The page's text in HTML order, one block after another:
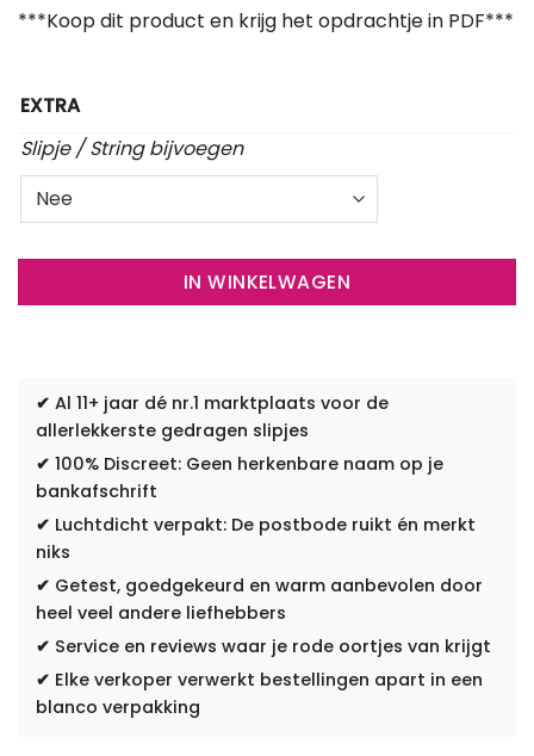
***Koop dit product en krijg het opdrachtje in PDF***
EXTRA
Slipje / String bijvoegen
IN WINKELWAGEN
✔ Al 11+ jaar dé nr.1 marktplaats voor de
allerlekkerste gedragen slipjes
✔ 100% Discreet: Geen herkenbare naam op je
bankafschrift
✔ Luchtdicht verpakt: De postbode ruikt én merkt
niks
✔ Getest, goedgekeurd en warm aanbevolen door
heel veel andere liefhebbers
✔ Service en reviews waar je rode oortjes van krijgt
✔ Elke verkoper verwerkt bestellingen apart in een
blanco verpakking